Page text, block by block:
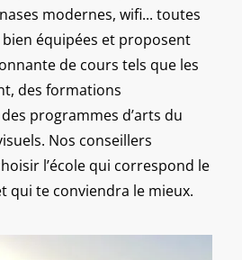
modernes, wifi... toutes
équipées et proposent
de cours tels que les
des formations
programmes d’arts du
Nos conseillers
l’école qui correspond le
qui te conviendra le mieux.